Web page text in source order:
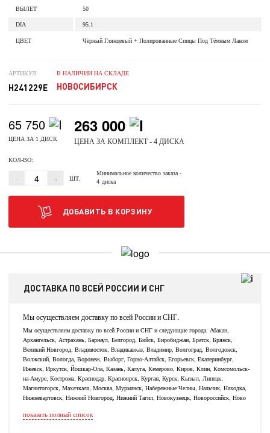
ВЫЛЕТ 50
DIA 95.1
ЦВЕТ Чёрный Глянцевый + Полированные Спицы Под Тёмным Лаком
АРТИКУЛ
H241229E
В НАЛИЧИИ НА СКЛАДЕ
НОВОСИБИРСК
65 750
ЦЕНА ЗА 1 ДИСК
263 000
ЦЕНА ЗА КОМПЛЕКТ - 4 ДИСКА
КОЛ-ВО:
- + ШТ.
Минимальное количество заказа-
4 диска
ДОБАВИТЬ В КОРЗИНУ
ДОСТАВКА ПО ВСЕЙ РОССИИ И СНГ
Мы осуществляем доставку по всей России и СНГ.
Мы осуществляем доставку по всей России и СНГ и следующие города: Абакан,
Архангельск, Астрахань, Барнаул, Белгород, Бийск, Биробиджан, Братск, Брянск,
Великий Новгород, Владивосток, Владикавказ, Владимир, Волгоград, Волгодонск,
Волжский, Вологда, Воронеж, Выборг, Горно-Алтайск, Егорьевск, Екатеринбург,
Ижевск, Иркутск, Йошкар-Ола, Казань, Калуга, Кемерово, Киров, Клин, Комсомольск-
на-Амуре, Кострома, Краснодар, Красноярск, Курган, Курск, Кызыл, Липецк,
Магнитогорск, Махачкала, Москва, Мурманск, Набережные Челны, Нальчик, Находка,
Нижневартовск, Нижний Новгород, Нижний Тагил, Новокузнецк, Новороссийск, Ново
показать полный список